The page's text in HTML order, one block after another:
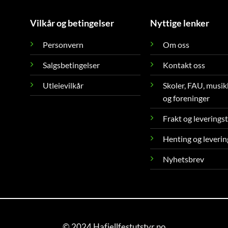
Vilkår og betingelser
Personvern
Salgsbetingelser
Utleievilkår
Nyttige lenker
Om oss
Kontakt oss
Skoler, FAU,
og foreninger
Frakt og
Henting og
Nyhetsbrev